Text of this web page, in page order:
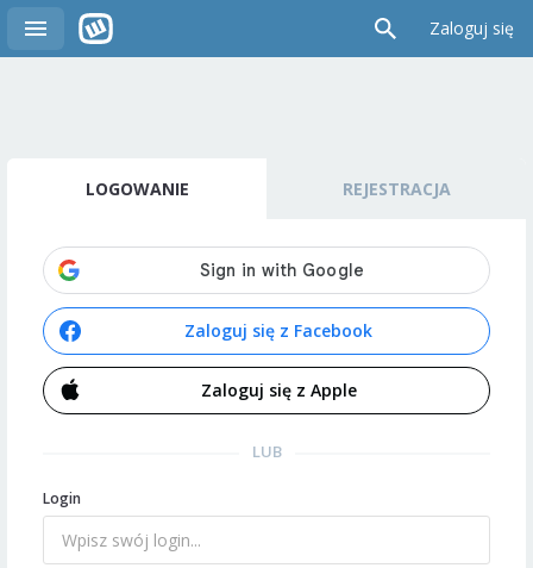
Zaloguj się
LOGOWANIE REJESTRACJA
Zaloguj się z Facebook
Zaloguj się z Apple
LUB
Login